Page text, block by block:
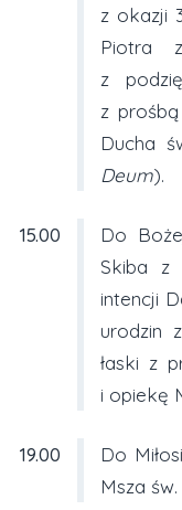
z okazji
Piotra
z
z
Ducha
Deum).
15.00
Do
Skiba z
intencji
urodzin
łaski z
i opiekę
19.00
Do
Msza